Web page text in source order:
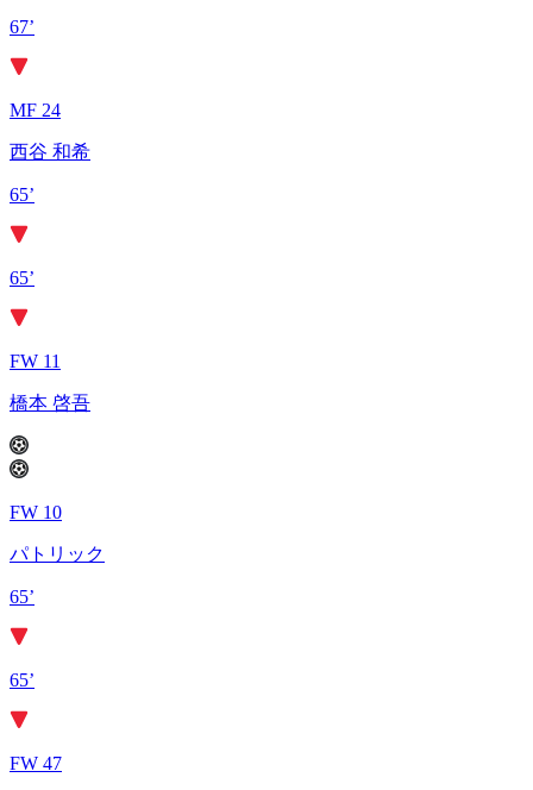
67’
MF 24
西谷 和希
65’
65’
FW 11
橋本 啓吾
FW 10
パトリック
65’
65’
FW 47